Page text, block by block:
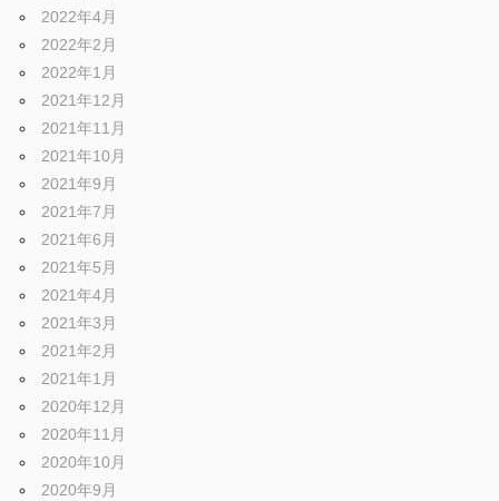
2022年4月
2022年2月
2022年1月
2021年12月
2021年11月
2021年10月
2021年9月
2021年7月
2021年6月
2021年5月
2021年4月
2021年3月
2021年2月
2021年1月
2020年12月
2020年11月
2020年10月
2020年9月